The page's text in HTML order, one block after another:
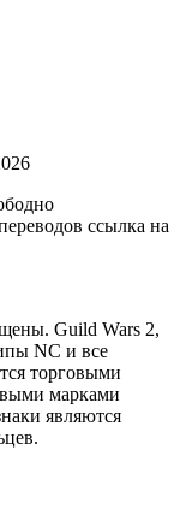
ссылка на
Guild Wars 2,
NC и все
торговыми
марками
являются